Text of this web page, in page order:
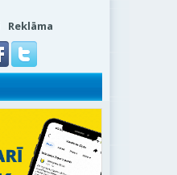
Reklāma